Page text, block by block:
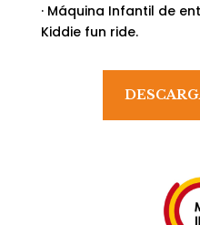
· Máquina Infantil de
Kiddie fun ride.